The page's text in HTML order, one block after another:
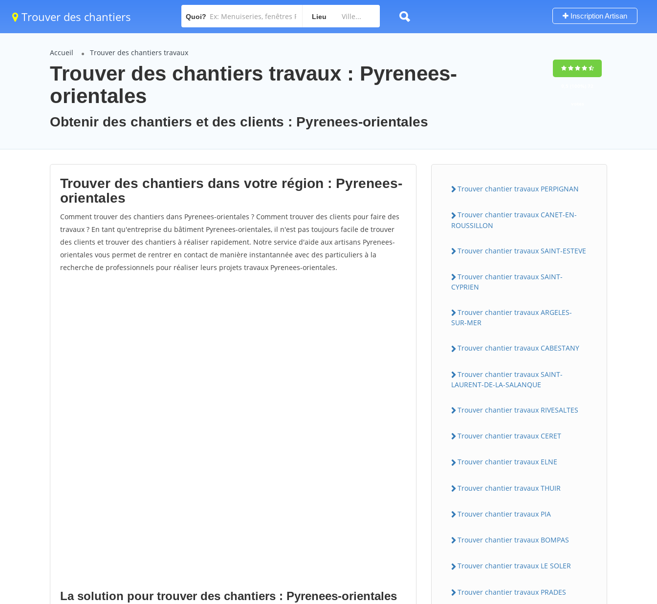
Trouver des chantiers Quoi? Lieu Inscription Artisan
Accueil Trouver des chantiers travaux
Trouver des chantiers travaux : Pyrenees-
orientales
Obtenir des chantiers et des clients : Pyrenees-orientales
Trouver des chantiers dans votre région : Pyrenees-
orientales
Comment trouver des chantiers dans Pyrenees-orientales ? Comment trouver des clients pour faire des
travaux ? En tant qu'entreprise du bâtiment Pyrenees-orientales, il n'est pas toujours facile de trouver
des clients et trouver des chantiers à réaliser rapidement. Notre service d'aide aux artisans Pyrenees-
orientales vous permet de rentrer en contact de manière instantannée avec des particuliers à la
recherche de professionnels pour réaliser leurs projets travaux Pyrenees-orientales.
La solution pour trouver des chantiers : Pyrenees-orientales
Trouver chantier travaux PERPIGNAN
Trouver chantier travaux CANET-EN-
ROUSSILLON
Trouver chantier travaux SAINT-ESTEVE
Trouver chantier travaux SAINT-
CYPRIEN
Trouver chantier travaux ARGELES-
SUR-MER
Trouver chantier travaux CABESTANY
Trouver chantier travaux SAINT-
LAURENT-DE-LA-SALANQUE
Trouver chantier travaux RIVESALTES
Trouver chantier travaux CERET
Trouver chantier travaux ELNE
Trouver chantier travaux THUIR
Trouver chantier travaux PIA
Trouver chantier travaux BOMPAS
Trouver chantier travaux LE SOLER
Trouver chantier travaux PRADES